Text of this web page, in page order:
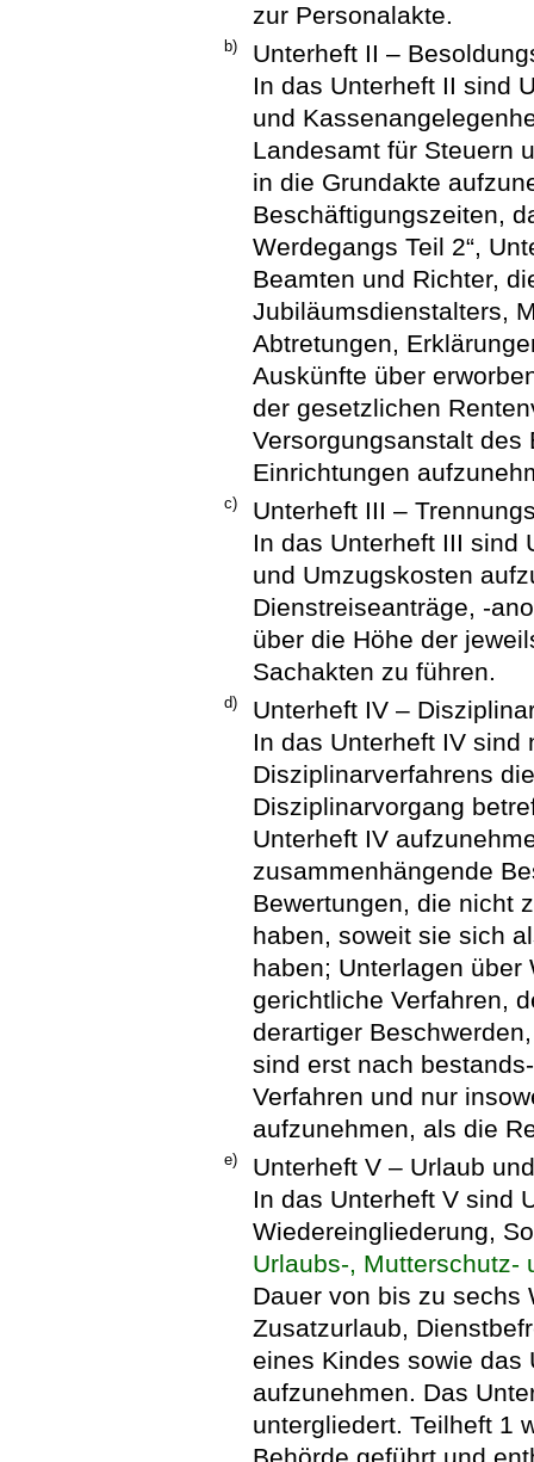
zur Personalakte.
b)
Unterheft II –
In das Unterheft II sind
und
Landesamt für Steuern
in die Grundakte
Beschäftigungszeiten,
Werdegangs Teil 2“,
Beamten und Richter,
Jubiläumsdienstalters,
Abtretungen,
Auskünfte über
der gesetzlichen
Versorgungsanstalt des
Einrichtungen
c)
Unterheft III –
In das Unterheft III sind
und Umzugskosten
Dienstreiseanträge, -
über die Höhe der
Sachakten zu führen.
d)
Unterheft IV –
In das Unterheft IV sind
Disziplinarverfahrens
Disziplinarvorgang
Unterheft IV
zusammenhängende
Bewertungen, die nicht
haben, soweit sie sich
haben; Unterlagen
gerichtliche Verfahren,
derartiger
sind erst nach
Verfahren und nur
aufzunehmen, als die
e)
Unterheft V – Urlaub
In das Unterheft V sind
Wiedereingliederung,
Urlaubs-, Mutterschutz-
Dauer von bis zu sechs
Zusatzurlaub,
eines Kindes sowie das
aufzunehmen. Das
untergliedert. Teilheft 1